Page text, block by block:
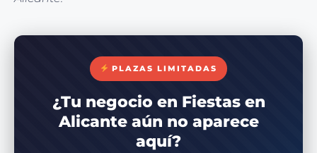
PLAZAS LIMITADAS
¿Tu negocio en Fiestas en
Alicante aún no aparece
aquí?